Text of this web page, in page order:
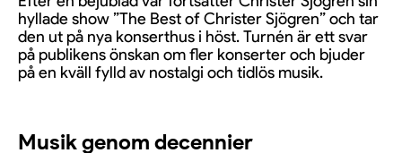
hyllade show ”The Best of Christer Sjögren” och tar
den ut på nya konserthus i höst. Turnén är ett svar
på publikens önskan om fler konserter och bjuder
på en kväll fylld av nostalgi och tidlös musik.
Musik genom decennier